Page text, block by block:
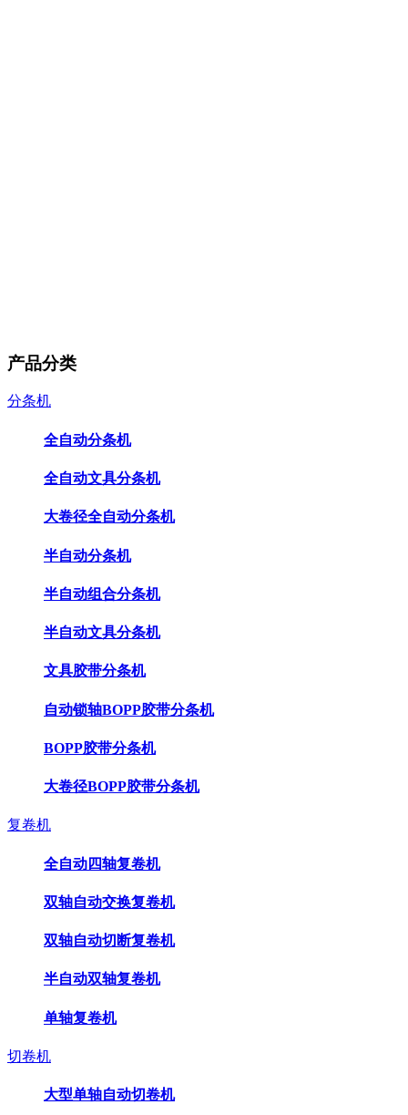
产品分类
分条机
全自动分条机
全自动文具分条机
大卷径全自动分条机
半自动分条机
半自动组合分条机
半自动文具分条机
文具胶带分条机
自动锁轴BOPP胶带分条机
BOPP胶带分条机
大卷径BOPP胶带分条机
复卷机
全自动四轴复卷机
双轴自动交换复卷机
双轴自动切断复卷机
半自动双轴复卷机
单轴复卷机
切卷机
大型单轴自动切卷机